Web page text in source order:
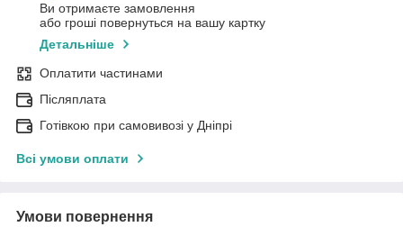
Ви отримаєте замовлення
або гроші повернуться на вашу картку
Детальніше
Оплатити частинами
Післяплата
Готівкою при самовивозі у Дніпрі
Всі умови оплати
Умови повернення